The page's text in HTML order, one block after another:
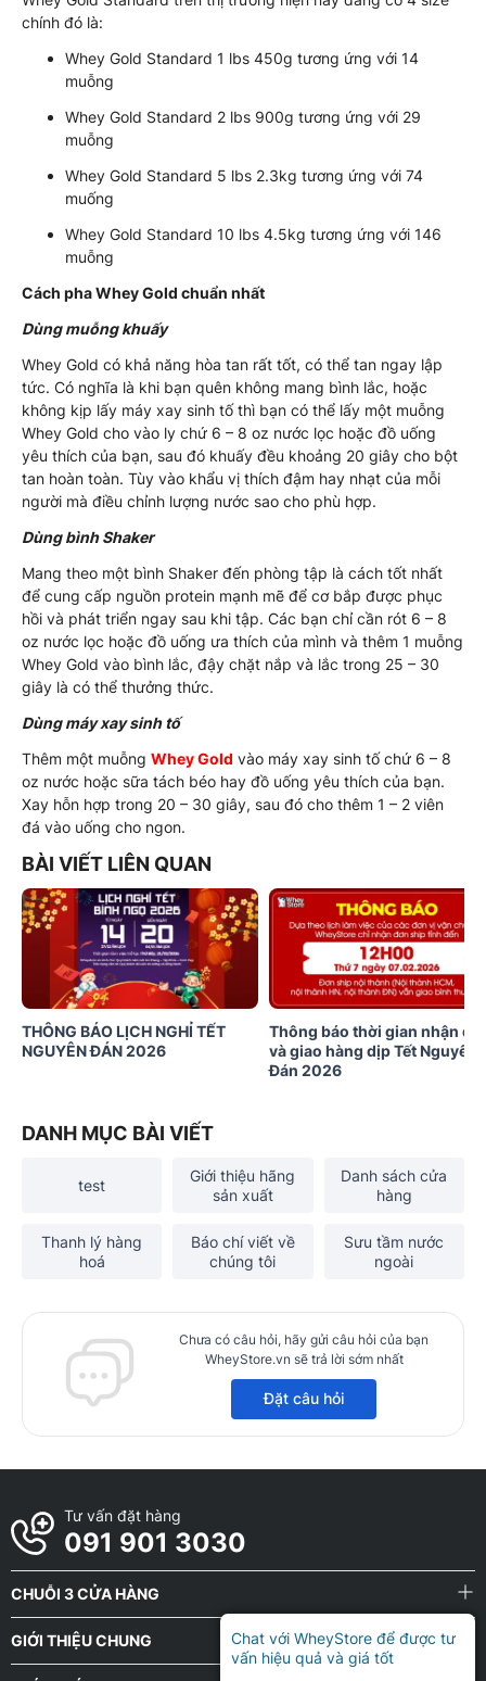
chính đó là:
Whey Gold Standard 1 lbs 450g tương ứng với 14
muỗng
Whey Gold Standard 2 lbs 900g tương ứng với 29
muỗng
Whey Gold Standard 5 lbs 2.3kg tương ứng với 74
muống
Whey Gold Standard 10 lbs 4.5kg tương ứng với 146
muỗng
Cách pha Whey Gold chuẩn nhất
Dùng muỗng khuấy
Whey Gold có khả năng hòa tan rất tốt, có thể tan ngay lập
tức. Có nghĩa là khi bạn quên không mang bình lắc, hoặc
không kịp lấy máy xay sinh tố thì bạn có thể lấy một muỗng
Whey Gold cho vào ly chứ 6 – 8 oz nước lọc hoặc đồ uống
yêu thích của bạn, sau đó khuấy đều khoảng 20 giây cho bột
tan hoàn toàn. Tùy vào khẩu vị thích đậm hay nhạt của mỗi
người mà điều chỉnh lượng nước sao cho phù hợp.
Dùng bình Shaker
Mang theo một bình Shaker đến phòng tập là cách tốt nhất
để cung cấp nguồn protein mạnh mẽ để cơ bắp được phục
hồi và phát triển ngay sau khi tập. Các bạn chỉ cần rót 6 – 8
oz nước lọc hoặc đồ uống ưa thích của mình và thêm 1 muỗng
Whey Gold vào bình lắc, đậy chặt nắp và lắc trong 25 – 30
giây là có thể thưởng thức.
Dùng máy xay sinh tố
Thêm một muỗng Whey Gold vào máy xay sinh tố chứ 6 – 8
oz nước hoặc sữa tách béo hay đồ uống yêu thích của bạn.
Xay hỗn hợp trong 20 – 30 giây, sau đó cho thêm 1 – 2 viên
đá vào uống cho ngon.
BÀI VIẾT LIÊN QUAN
THÔNG BÁO LỊCH NGHỈ TẾT
NGUYÊN ĐÁN 2026
Thông báo thời gian nhận
và giao hàng dịp Tết Nguyên
Đán 2026
DANH MỤC BÀI VIẾT
test
Giới thiệu hãng
sản xuất
Danh sách cửa
hàng
Thanh lý hàng
hoá
Báo chí viết về
chúng tôi
Sưu tầm nước
ngoài
Chưa có câu hỏi, hãy gửi câu hỏi của bạn
WheyStore.vn sẽ trả lời sớm nhất
Đặt câu hỏi
Tư vấn đặt hàng
091 901 3030
CHUỖI 3 CỬA HÀNG
GIỚI THIỆU CHUNG
Chat với WheyStore để được tư
vấn hiệu quả và giá tốt